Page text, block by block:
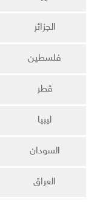
الجزائر
فلسطين
قطر
ليبيا
السودان
العراق